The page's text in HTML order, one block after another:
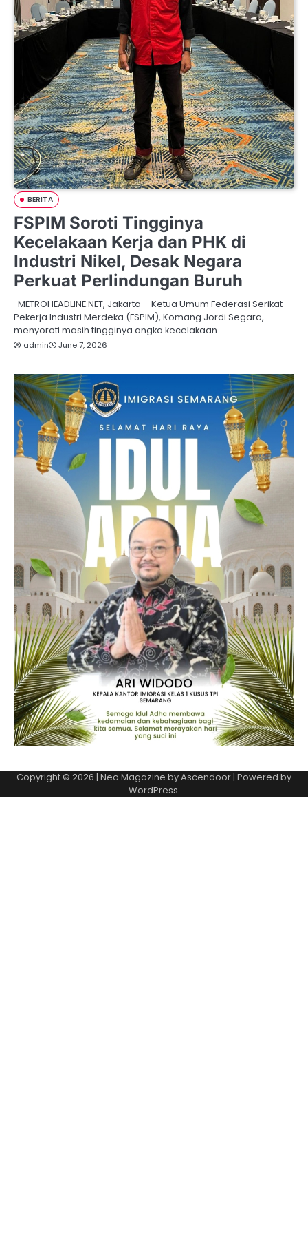
BERITA
FSPIM Soroti Tingginya
Kecelakaan Kerja dan PHK di
Industri Nikel, Desak Negara
Perkuat Perlindungan Buruh
METROHEADLINE.NET, Jakarta – Ketua Umum Federasi Serikat
Pekerja Industri Merdeka (FSPIM), Komang Jordi Segara,
menyoroti masih tingginya angka kecelakaan…
admin June 7, 2026
Copyright © 2026 | Neo Magazine byAscendoor | Powered by
WordPress.